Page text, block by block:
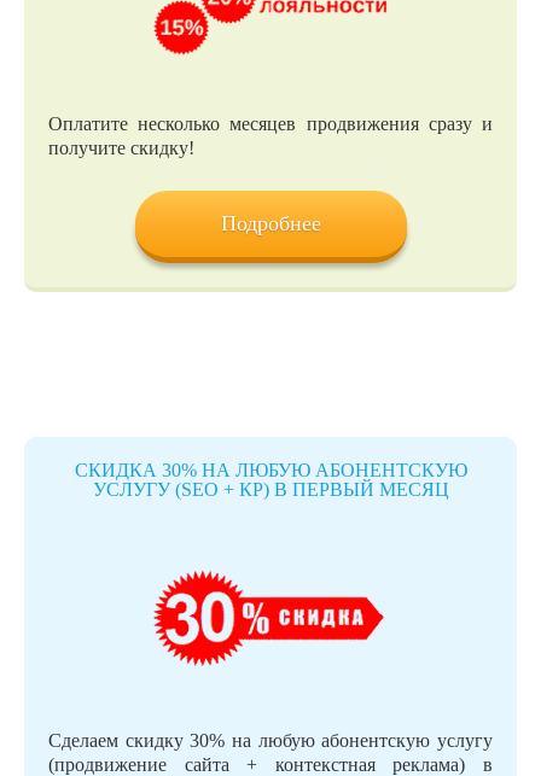
Оплатите несколько месяцев продвижения сразу и
получите скидку!
Подробнее
СКИДКА 30% НА ЛЮБУЮ АБОНЕНТСКУЮ
УСЛУГУ (SEO + КР) В ПЕРВЫЙ МЕСЯЦ
Сделаем скидку 30% на любую абонентскую услугу
(продвижение сайта + контекстная реклама) в